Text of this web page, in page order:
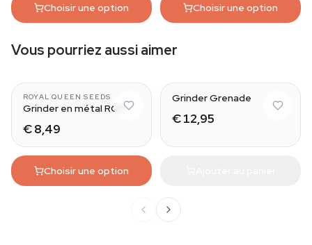
Choisir une option Choisir une option
Vous pourriez aussi aimer
ROYAL QUEEN SEEDS
Grinder en métal RQS
€ 8,49
Choisir une option
Grinder Grenade
€ 12,95